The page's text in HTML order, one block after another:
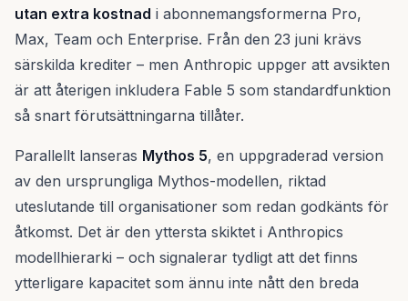
utan extra kostnad i abonnemangsformerna Pro,
Max, Team och Enterprise. Från den 23 juni krävs
särskilda krediter – men Anthropic uppger att avsikten
är att återigen inkludera Fable 5 som standardfunktion
så snart förutsättningarna tillåter.
Parallellt lanseras Mythos 5, en uppgraderad version
av den ursprungliga Mythos-modellen, riktad
uteslutande till organisationer som redan godkänts för
åtkomst. Det är den yttersta skiktet i Anthropics
modellhierarki – och signalerar tydligt att det finns
ytterligare kapacitet som ännu inte nått den breda